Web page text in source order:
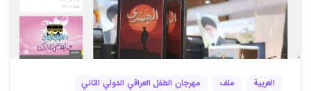
0
العربية ملف مهرجان الطفل العراقي الدولي الثاني